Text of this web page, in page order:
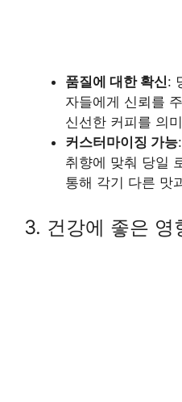
품질에 대한 확신:
자들에게 신뢰를
신선한 커피를 의
커스터마이징 가능
취향에 맞춰 당일
통해 각기 다른 맛
3. 건강에 좋은 영